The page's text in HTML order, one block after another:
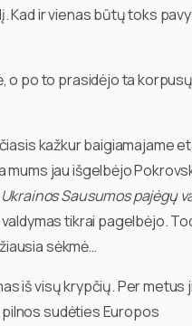
Kad ir vienas būtų toks
o po to prasidėjo ta korpusų
kažkur baigiamajame
jau išgelbėjo
Sausumos pajėgų
valdymas tikrai pagelbėjo.
sėkmė…
iš visų krypčių. Per metus
pilnos sudėties Europos